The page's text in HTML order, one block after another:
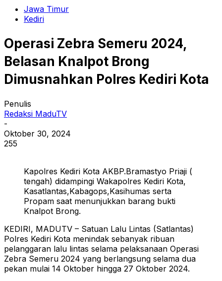
Jawa Timur
Kediri
Operasi Zebra Semeru 2024,
Belasan Knalpot Brong
Dimusnahkan Polres Kediri Kota
Penulis
Redaksi MaduTV
-
Oktober 30, 2024
255
Kapolres Kediri Kota AKBP.Bramastyo Priaji (
tengah) didampingi Wakapolres Kediri Kota,
Kasatlantas,Kabagops,Kasihumas serta
Propam saat menunjukkan barang bukti
Knalpot Brong.
KEDIRI, MADUTV – Satuan Lalu Lintas (Satlantas)
Polres Kediri Kota menindak sebanyak ribuan
pelanggaran lalu lintas selama pelaksanaan Operasi
Zebra Semeru 2024 yang berlangsung selama dua
pekan mulai 14 Oktober hingga 27 Oktober 2024.